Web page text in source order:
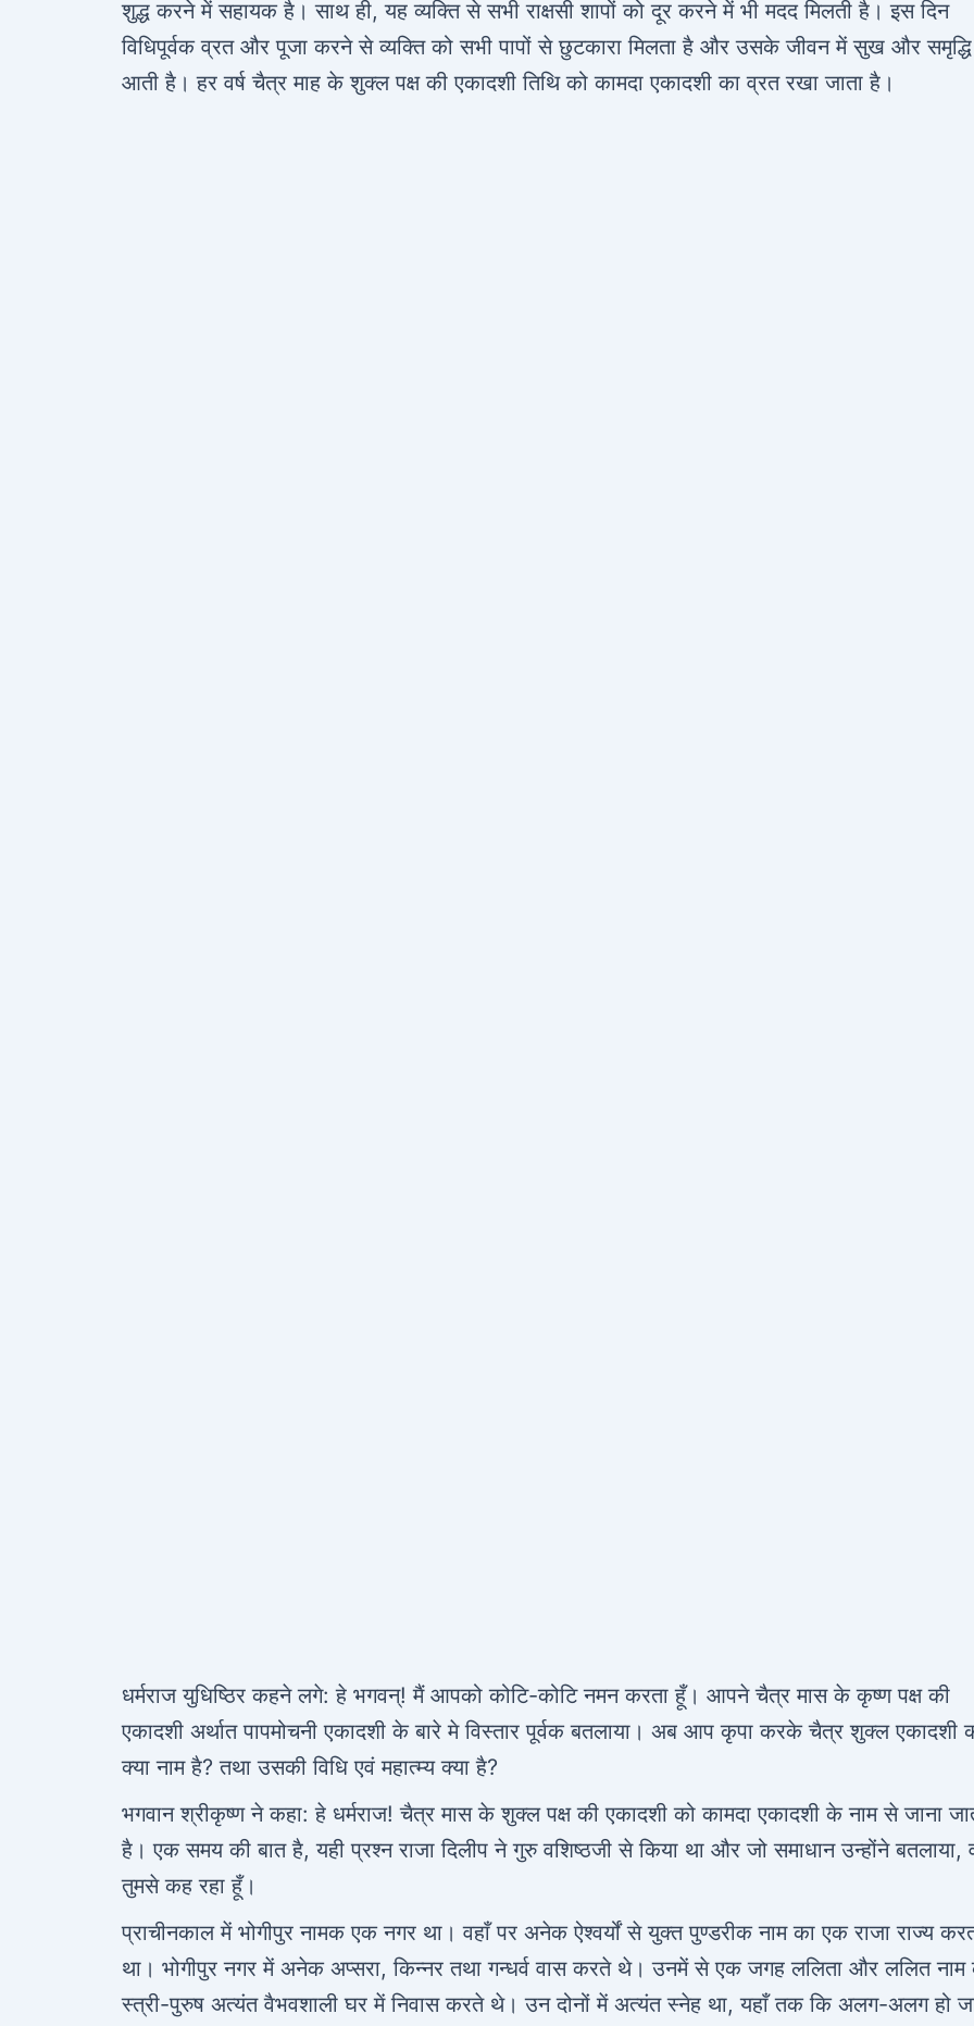
शुद्ध करने में सहायक है। साथ ही, यह व्यक्ति से सभी राक्षसी शापों को दूर करने में भी मदद मिलती है। इस दिन
विधिपूर्वक व्रत और पूजा करने से व्यक्ति को सभी पापों से छुटकारा मिलता है और उसके जीवन में सुख और समृद्धि
आती है। हर वर्ष चैत्र माह के शुक्ल पक्ष की एकादशी तिथि को कामदा एकादशी का व्रत रखा जाता है।
धर्मराज युधिष्ठिर कहने लगे: हे भगवन्! मैं आपको कोटि-कोटि नमन करता हूँ। आपने चैत्र मास के कृष्ण पक्ष की
एकादशी अर्थात पापमोचनी एकादशी के बारे मे विस्तार पूर्वक बतलाया। अब आप कृपा करके चैत्र शुक्ल एकादशी
क्या नाम है? तथा उसकी विधि एवं महात्म्य क्या है?
भगवान श्रीकृष्ण ने कहा: हे धर्मराज! चैत्र मास के शुक्ल पक्ष की एकादशी को कामदा एकादशी के नाम से जाना
है। एक समय की बात है, यही प्रश्न राजा दिलीप ने गुरु वशिष्ठजी से किया था और जो समाधान उन्होंने बतलाया,
तुमसे कह रहा हूँ।
प्राचीनकाल में भोगीपुर नामक एक नगर था। वहाँ पर अनेक ऐश्वर्यों से युक्त पुण्डरीक नाम का एक राजा राज्य
था। भोगीपुर नगर में अनेक अप्सरा, किन्नर तथा गन्धर्व वास करते थे। उनमें से एक जगह ललिता और ललित नाम
स्त्री-पुरुष अत्यंत वैभवशाली घर में निवास करते थे। उन दोनों में अत्यंत स्नेह था, यहाँ तक कि अलग-अलग हो